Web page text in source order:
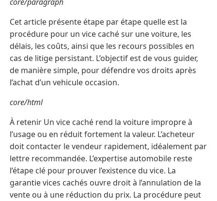
Cet article présente étape par étape quelle est la
procédure pour un vice caché sur une voiture, les
délais, les coûts, ainsi que les recours possibles en
cas de litige persistant. L’objectif est de vous guider,
de manière simple, pour défendre vos droits après
l’achat d’un vehicule occasion.
core/html
À retenir Un vice caché rend la voiture impropre à
l’usage ou en réduit fortement la valeur. L’acheteur
doit contacter le vendeur rapidement, idéalement par
lettre recommandée. L’expertise automobile reste
l’étape clé pour prouver l’existence du vice. La
garantie vices cachés ouvre droit à l’annulation de la
vente ou à une réduction du prix. La procédure peut